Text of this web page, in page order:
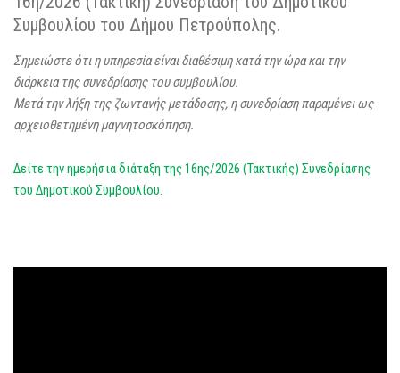
Συμβουλίου του Δήμου Πετρούπολης.
Σημειώστε ότι η υπηρεσία είναι διαθέσιμη κατά την ώρα και την
διάρκεια της συνεδρίασης του συμβουλίου.
Μετά την λήξη της ζωντανής μετάδοσης, η συνεδρίαση παραμένει ως
αρχειοθετημένη μαγνητοσκόπηση.
Δείτε την ημερήσια διάταξη της 16ης/2026 (Τακτικής) Συνεδρίασης
του Δημοτικού Συμβουλίου.